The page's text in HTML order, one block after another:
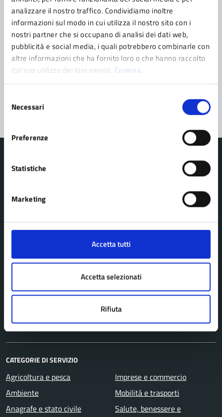
analizzare il nostro traffico. Condividiamo inoltre
informazioni sul modo in cui utilizza il nostro sito con i
nostri partner che si occupano di analisi dei dati web,
pubblicità e social media, i quali potrebbero combinarle con
altre informazioni che ha fornito loro o che hanno raccolto
dal suo utilizzo dei loro servizi. Cookies.
delNecessari
Preferenze
Statistiche
Marketing
Accetta tutti
Accetta selezionati
Rifiuta
Leggi le domande frequenti
Richiedi assistenza
Prenota appuntamento
Problemi in città
Comune di Pavullo nel Frignano
AMMINISTRAZIONE
Personale amministrativo
Enti e fondazioni
Aree amministrative
CATEGORIE DI SERVIZIO
Agricoltura e pesca
Ambiente
Anagrafe e stato civile
Imprese e commercio
Mobilità e trasporti
Salute, benessere e